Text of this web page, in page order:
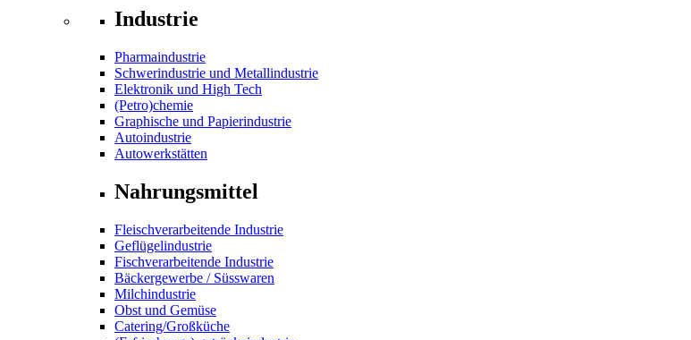
Industrie
Pharmaindustrie
Schwerindustrie und Metallindustrie
Elektronik und High Tech
(Petro)chemie
Graphische und Papierindustrie
Autoindustrie
Autowerkstätten
Nahrungsmittel
Fleischverarbeitende Industrie
Geflügelindustrie
Fischverarbeitende Industrie
Bäckergewerbe / Süsswaren
Milchindustrie
Obst und Gemüse
Catering/Großküche